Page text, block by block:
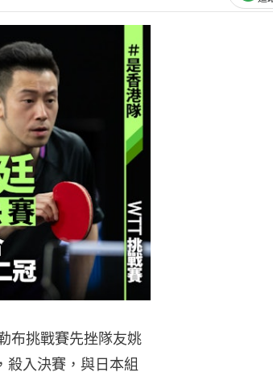
布挑戰賽先挫隊友姚
殺入決賽，與日本組
鈞濤／吳詠琳，
級的英格蘭組合格連